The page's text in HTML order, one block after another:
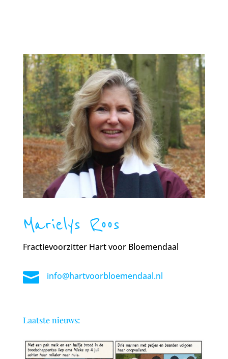
Marielys Roos
Fractievoorzitter Hart voor Bloemendaal
 info@hartvoorbloemendaal.nl
Laatste nieuws: